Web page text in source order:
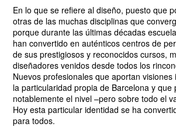
En lo que se refiere al diseño, puesto que
otras de las muchas disciplinas que
porque durante las últimas décadas
han convertido en auténticos centros de
de sus prestigiosos y reconocidos cursos,
diseñadores venidos desde todos los
Nuevos profesionales que aportan
la particularidad propia de Barcelona y que
notablemente el nivel –pero sobre todo el
Hoy esta particular identidad se ha
para todos.